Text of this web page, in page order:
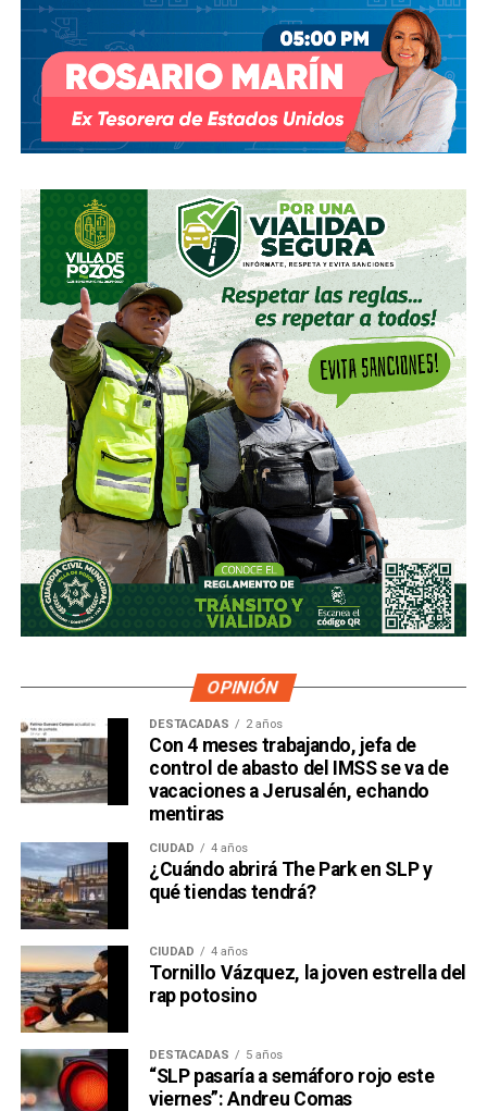
OPINIÓN
DESTACADAS 2 años
Con 4 meses trabajando, jefa de
control de abasto del IMSS se va de
vacaciones a Jerusalén, echando
mentiras
CIUDAD 4 años
¿Cuándo abrirá The Park en SLP y
qué tiendas tendrá?
CIUDAD 4 años
Tornillo Vázquez, la joven estrella del
rap potosino
DESTACADAS 5 años
“SLP pasaría a semáforo rojo este
viernes”: Andreu Comas